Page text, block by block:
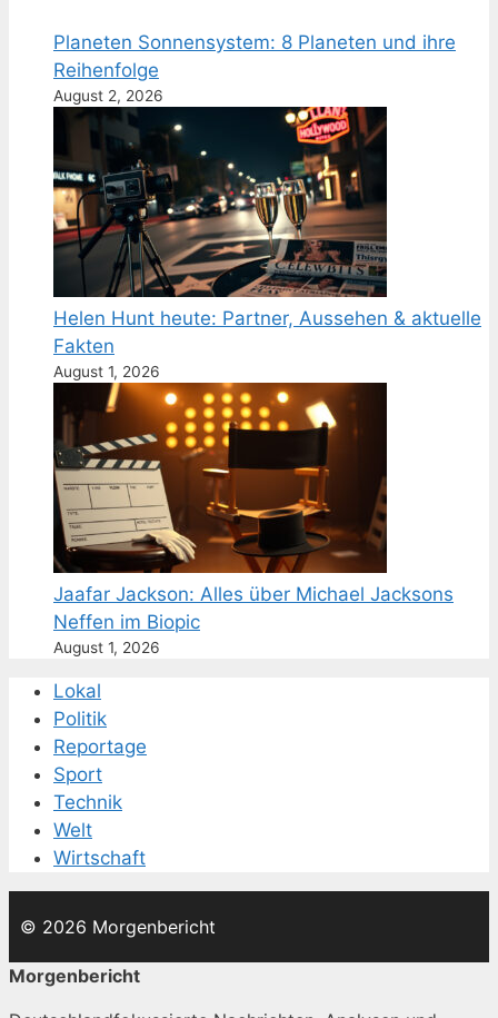
Planeten Sonnensystem: 8 Planeten und ihre
Reihenfolge
August 2, 2026
Helen Hunt heute: Partner, Aussehen & aktuelle
Fakten
August 1, 2026
Jaafar Jackson: Alles über Michael Jacksons
Neffen im Biopic
August 1, 2026
Lokal
Politik
Reportage
Sport
Technik
Welt
Wirtschaft
© 2026 Morgenbericht
Morgenbericht